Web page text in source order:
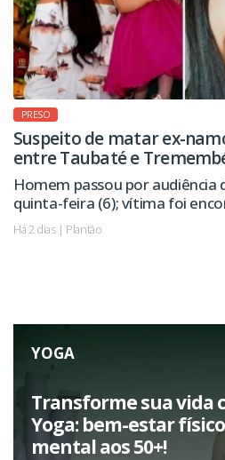
PRESO
Suspeito de matar ex-
entre Taubaté e
Homem passou por audiência
quinta-feira (6); vítima foi
sinais de violência.
Há 2 dias | Plantão
YOGA
Transforme sua vida
Yoga: bem-estar
mental aos 50+!